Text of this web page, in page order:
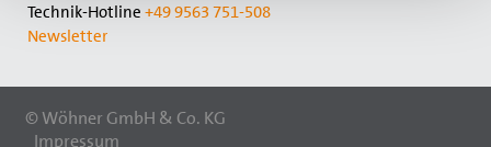
Technik-Hotline +49 9563 751-508
Newsletter
© Wöhner GmbH & Co. KG
Impressum